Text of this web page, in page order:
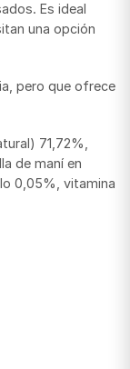
Es ideal
una opción
pero que ofrece
71,72%,
de maní en
0,05%, vitamina